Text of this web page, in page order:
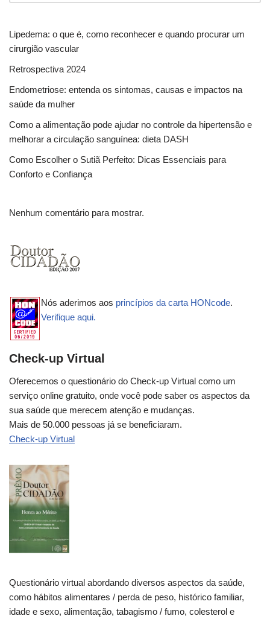
Lipedema: o que é, como reconhecer e quando procurar um
cirurgião vascular
Retrospectiva 2024
Endometriose: entenda os sintomas, causas e impactos na
saúde da mulher
Como a alimentação pode ajudar no controle da hipertensão e
melhorar a circulação sanguínea: dieta DASH
Como Escolher o Sutiã Perfeito: Dicas Essenciais para
Conforto e Confiança
Nenhum comentário para mostrar.
Nós aderimos aos princípios da carta HONcode.
Verifique aqui.
Check-up Virtual
Oferecemos o questionário do Check-up Virtual como um
serviço online gratuito, onde você pode saber os aspectos da
sua saúde que merecem atenção e mudanças.
Mais de 50.000 pessoas já se beneficiaram.
Check-up Virtual
Questionário virtual abordando diversos aspectos da saúde,
como hábitos alimentares / perda de peso, histórico familiar,
idade e sexo, alimentação, tabagismo / fumo, colesterol e